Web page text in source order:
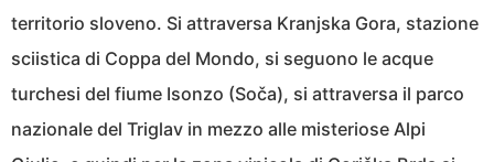
territorio sloveno. Si attraversa Kranjska Gora, stazione
sciistica di Coppa del Mondo, si seguono le acque
turchesi del fiume Isonzo (Soča), si attraversa il parco
nazionale del Triglav in mezzo alle misteriose Alpi